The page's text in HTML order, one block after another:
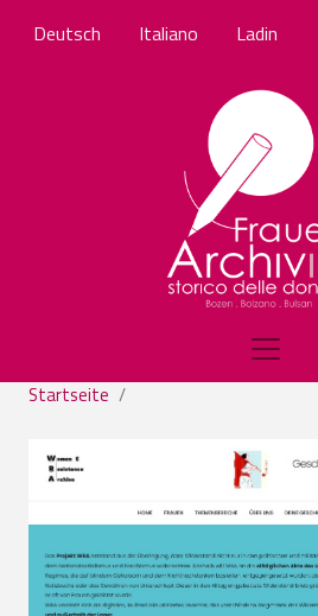
Deutsch Italiano Ladin
Startseite